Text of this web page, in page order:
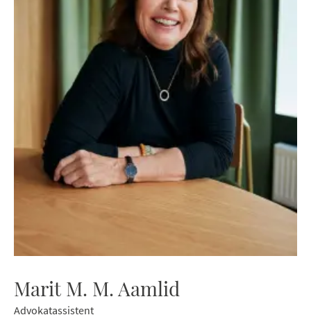
Marit M. M. Aamlid
Advokatassistent